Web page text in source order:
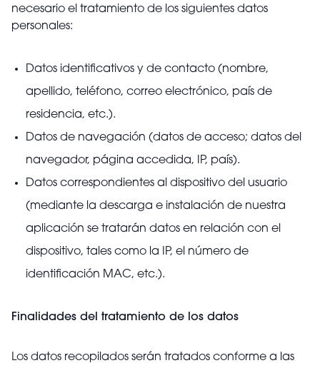
necesario el tratamiento de los siguientes datos
personales:
Datos identificativos y de contacto (nombre,
apellido, teléfono, correo electrónico, país de
residencia, etc.).
Datos de navegación (datos de acceso; datos del
navegador, página accedida, IP, país).
Datos correspondientes al dispositivo del usuario
(mediante la descarga e instalación de nuestra
aplicación se tratarán datos en relación con el
dispositivo, tales como la IP, el número de
identificación MAC, etc.).
Finalidades del tratamiento de los datos
Los datos recopilados serán tratados conforme a las